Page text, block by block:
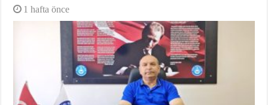
1 hafta önce